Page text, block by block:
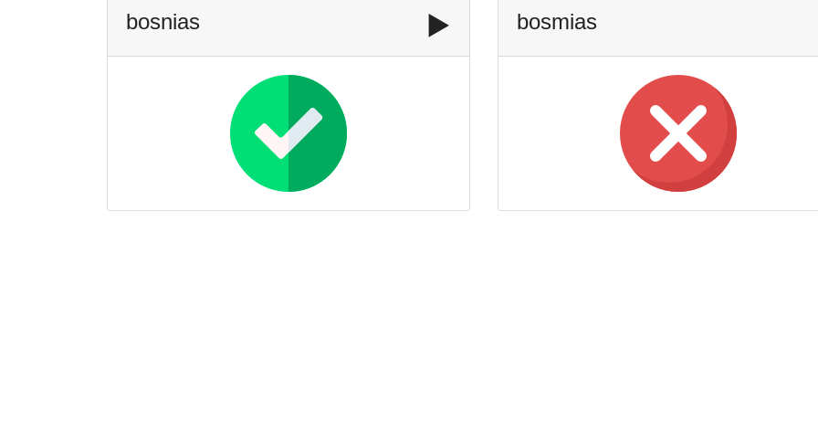
bosnias ▶️ bosmias